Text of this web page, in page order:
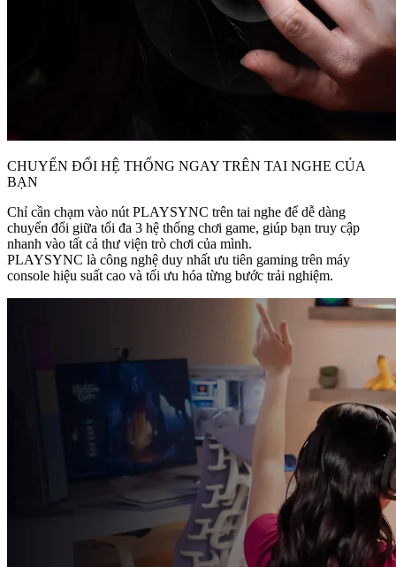
CHUYỂN ĐỔI HỆ THỐNG NGAY TRÊN TAI NGHE CỦA
BẠN
Chỉ cần chạm vào nút PLAYSYNC trên tai nghe để dễ dàng
chuyển đổi giữa tối đa 3 hệ thống chơi game, giúp bạn truy cập
nhanh vào tất cả thư viện trò chơi của mình.
PLAYSYNC là công nghệ duy nhất ưu tiên gaming trên máy
console hiệu suất cao và tối ưu hóa từng bước trải nghiệm.